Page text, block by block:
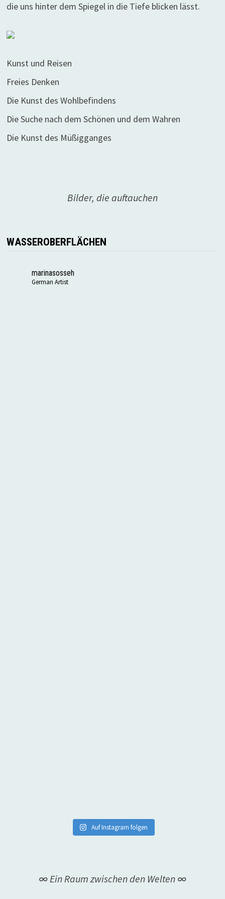
die uns hinter dem Spiegel in die Tiefe blicken lässt.
Kunst und Reisen
Freies Denken
Die Kunst des Wohlbefindens
Die Suche nach dem Schönen und dem Wahren
Die Kunst des Müßigganges
Bilder, die auftauchen
WASSEROBERFLÄCHEN
marinasosseh
German Artist
Auf Instagram folgen
∞ Ein Raum zwischen den Welten ∞